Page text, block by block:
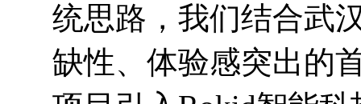
统思路，我们结合武
缺性、体验感突出的